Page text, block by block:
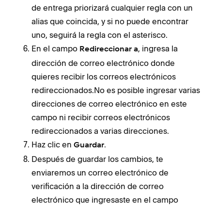
de entrega priorizará cualquier regla con un
alias que coincida, y si no puede encontrar
uno, seguirá la regla con el asterisco.
En el campo Redireccionar a, ingresa la
dirección de correo electrónico donde
quieres recibir los correos electrónicos
redireccionados.No es posible ingresar varias
direcciones de correo electrónico en este
campo ni recibir correos electrónicos
redireccionados a varias direcciones.
Haz clic en Guardar.
Después de guardar los cambios, te
enviaremos un correo electrónico de
verificación a la dirección de correo
electrónico que ingresaste en el campo